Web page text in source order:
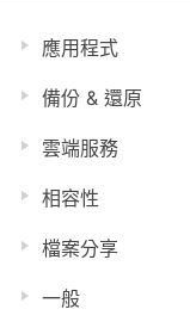
應用程式
備份 & 還原
雲端服務
相容性
檔案分享
一般